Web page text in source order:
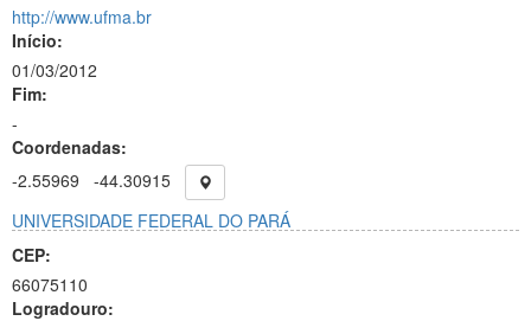
http://www.ufma.br
Início:
01/03/2012
Fim:
-
Coordenadas:
-2.55969
-44.30915
UNIVERSIDADE FEDERAL DO PARÁ
CEP:
66075110
Logradouro: